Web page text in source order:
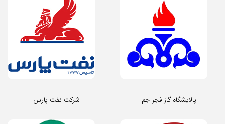
شرکت نفت پارس پالایشگاه گاز فجر جم